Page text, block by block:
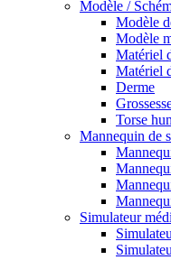
Modèle /
Modèle
Modèle
Matériel
Matériel
Derme
Torse
Mannequin de
Simulateur